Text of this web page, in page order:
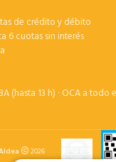
de crédito y débito
6 cuotas sin interés
(hasta 13 h) · OCA a todo
2026